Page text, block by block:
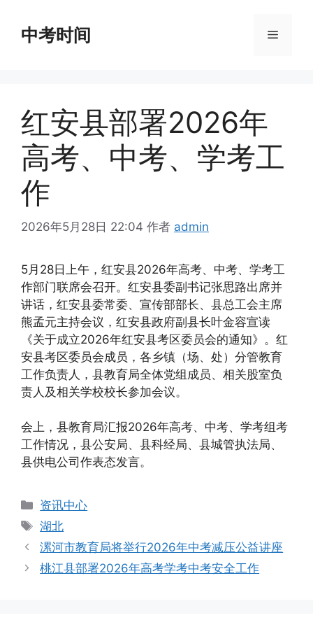
中考时间 菜
红安县部署2026年
高考、中考、学考工
作
2026年5月28日 22:04 作者 admin
5月28日上午，红安县2026年高考、中考、学考工
作部门联席会召开。红安县委副书记张思路出席并
讲话，红安县委常委、宣传部部长、县总工会主席
熊孟元主持会议，红安县政府副县长叶金容宣读
《关于成立2026年红安县考区委员会的通知》。红
安县考区委员会成员，各乡镇（场、处）分管教育
工作负责人，县教育局全体党组成员、相关股室负
责人及相关学校校长参加会议。
会上，县教育局汇报2026年高考、中考、学考组考
工作情况，县公安局、县科经局、县城管执法局、
县供电公司作表态发言。
分
类
资讯中心
标
签
湖北
漯河市教育局将举行2026年中考减压公益讲座
桃江县部署2026年高考学考中考安全工作